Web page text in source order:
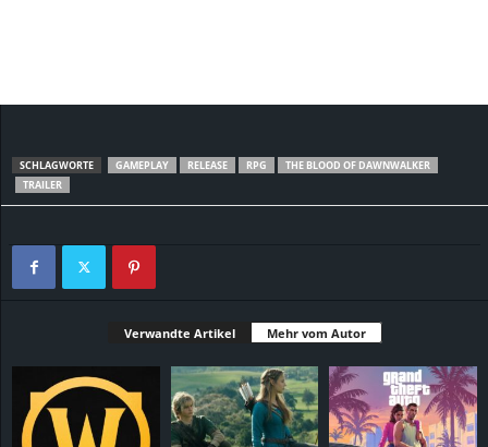
SCHLAGWORTE GAMEPLAY RELEASE RPG
THE BLOOD OF DAWNWALKER
TRAILER
Verwandte Artikel Mehr vom Autor